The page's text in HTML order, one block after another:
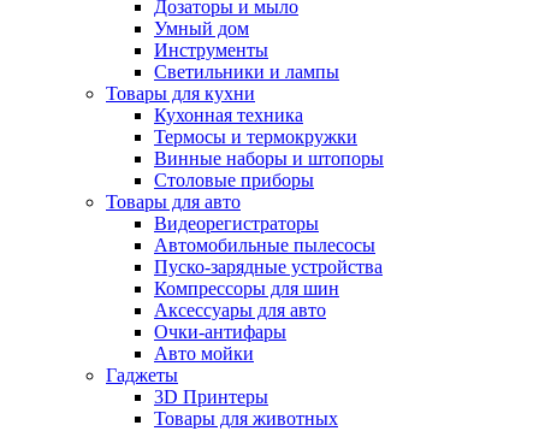
Дозаторы и мыло
Умный дом
Инструменты
Светильники и лампы
Товары для кухни
Кухонная техника
Термосы и термокружки
Винные наборы и штопоры
Столовые приборы
Товары для авто
Видеорегистраторы
Автомобильные пылесосы
Пуско-зарядные устройства
Компрессоры для шин
Аксессуары для авто
Очки-антифары
Авто мойки
Гаджеты
3D Принтеры
Товары для животных